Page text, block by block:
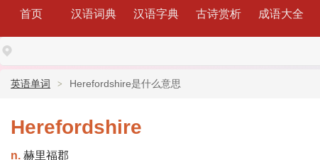
首页 汉语词典 汉语字典 古诗赏析 成语大全
英语单词 Herefordshire是什么意思
Herefordshire
n. 赫里福郡